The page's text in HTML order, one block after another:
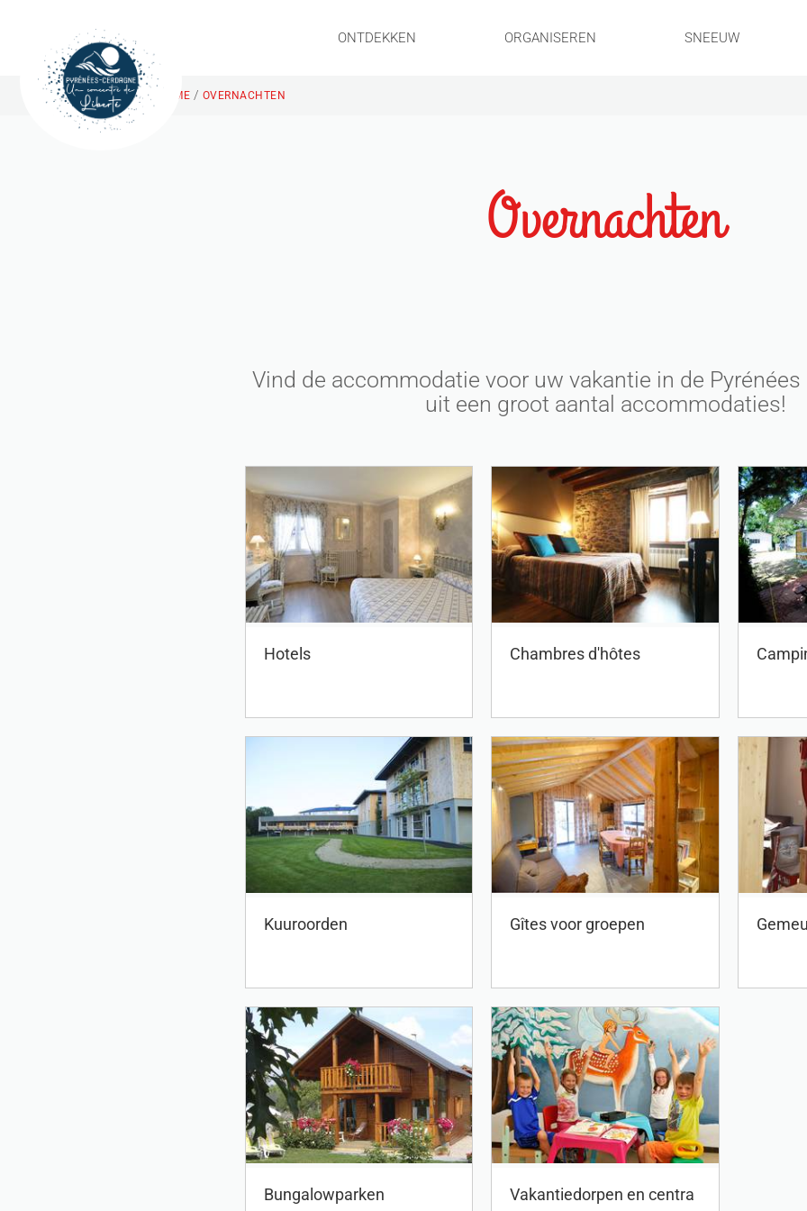
ONTDEKKEN ORGANISEREN SNEEUW
HOME / OVERNACHTEN
Overnachten
Vind de accommodatie voor uw vakantie in de Pyrénées
uit een groot aantal accommodaties!
Hotels Chambres d'hôtes
Kuuroorden Gîtes voor groepen
Bungalowparken Vakantiedorpen en centra